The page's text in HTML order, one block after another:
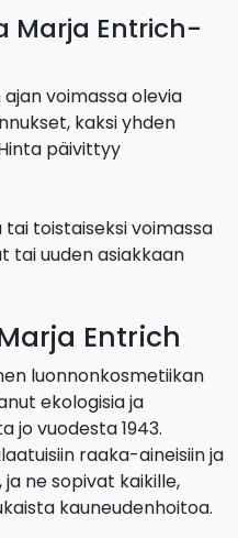
Marja Entrich-
ajan voimassa olevia
kaksi yhden
päivittyy
tai toistaiseksi voimassa
tai uuden asiakkaan
Entrich
luonnonkosmetiikan
ekologisia ja
jo vuodesta 1943.
raaka-aineisiin ja
ne sopivat kaikille,
kauneudenhoitoa.